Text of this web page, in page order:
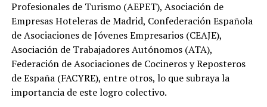
Profesionales de Turismo (AEPET), Asociación de
Empresas Hoteleras de Madrid, Confederación Española
de Asociaciones de Jóvenes Empresarios (CEAJE),
Asociación de Trabajadores Autónomos (ATA),
Federación de Asociaciones de Cocineros y Reposteros
de España (FACYRE), entre otros, lo que subraya la
importancia de este logro colectivo.